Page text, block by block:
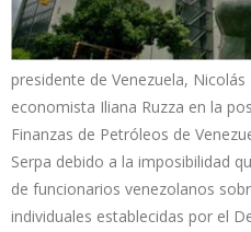
presidente de Venezuela,
economista Iliana Ruzza en la
Finanzas de Petróleos de
Serpa debido a la imposibilidad
de funcionarios venezolanos
individuales establecidas por el